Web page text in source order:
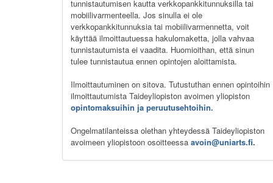
tunnistautumisen kautta verkkopankkitunnuksilla tai
mobiilivarmenteella. Jos sinulla ei ole
verkkopankkitunnuksia tai mobiilivarmennetta, voit
käyttää ilmoittautuessa hakulomaketta, jolla vahvaa
tunnistautumista ei vaadita. Huomioithan, että sinun
tulee tunnistautua ennen opintojen aloittamista.
Ilmoittautuminen on sitova. Tutustuthan ennen opintoihin
ilmoittautumista Taideyliopiston avoimen yliopiston
opintomaksuihin ja peruutusehtoihin.
Ongelmatilanteissa olethan yhteydessä Taideyliopiston
avoimeen yliopistoon osoitteessa avoin@uniarts.fi.